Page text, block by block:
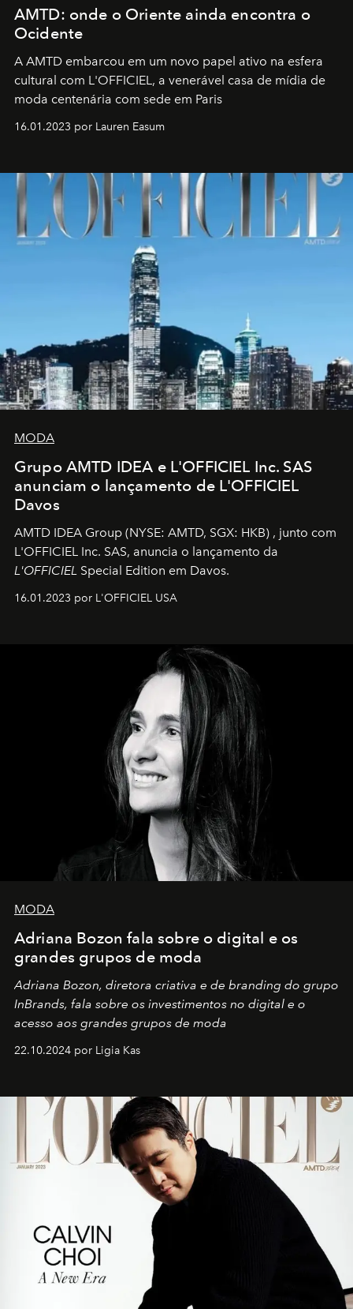
AMTD: onde o Oriente ainda encontra o
Ocidente
A AMTD embarcou em um novo papel ativo na esfera
cultural com L'OFFICIEL, a venerável casa de mídia de
moda centenária com sede em Paris
16.01.2023 por Lauren Easum
MODA
Grupo AMTD IDEA e L'OFFICIEL Inc. SAS
anunciam o lançamento de L'OFFICIEL
Davos
AMTD IDEA Group (NYSE: AMTD, SGX: HKB) , junto com
L'OFFICIEL Inc. SAS, anuncia o lançamento da
L'OFFICIEL Special Edition em Davos.
16.01.2023 por L'OFFICIEL USA
MODA
Adriana Bozon fala sobre o digital e os
grandes grupos de moda
Adriana Bozon, diretora criativa e de branding do grupo
InBrands, fala sobre os investimentos no digital e o
acesso aos grandes grupos de moda
22.10.2024 por Ligia Kas